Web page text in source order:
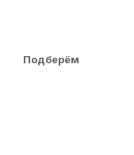
Подберём